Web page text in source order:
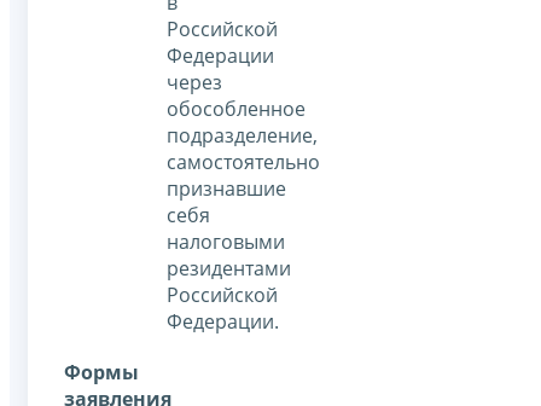
Российской
Федерации
через
обособленное
подразделение,
самостоятельно
признавшие
себя
налоговыми
резидентами
Российской
Федерации.
Формы
заявления